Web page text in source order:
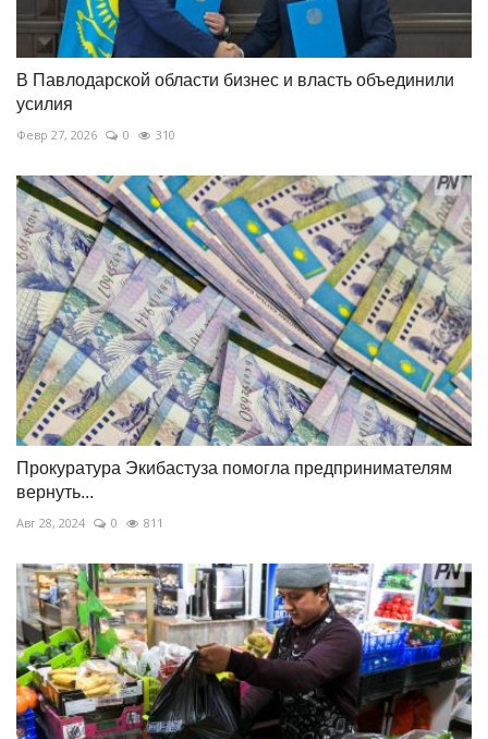
В Павлодарской области бизнес и власть объединили
усилия
Февр 27, 2026 0 310
Прокуратура Экибастуза помогла предпринимателям
вернуть...
Авг 28, 2024 0 811